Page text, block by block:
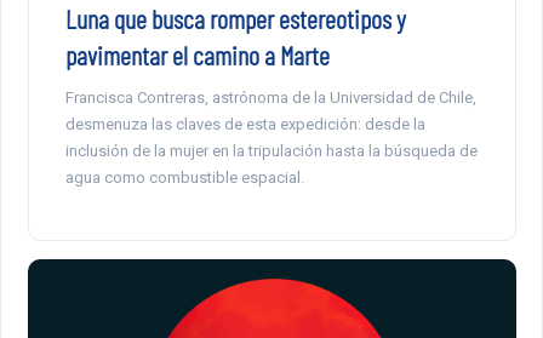
Luna que busca romper estereotipos y
pavimentar el camino a Marte
Francisca Contreras, astrónoma de la Universidad de Chile,
desmenuza las claves de esta expedición: desde la
inclusión de la mujer en la tripulación hasta la búsqueda de
agua como combustible espacial.